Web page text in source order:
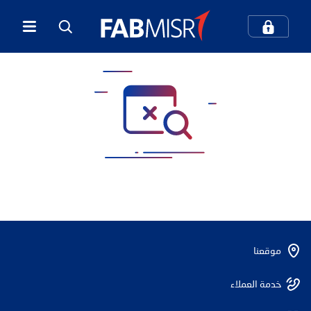
موقعنا
خدمة العملاء